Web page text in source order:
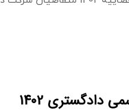
دادگستری 1402